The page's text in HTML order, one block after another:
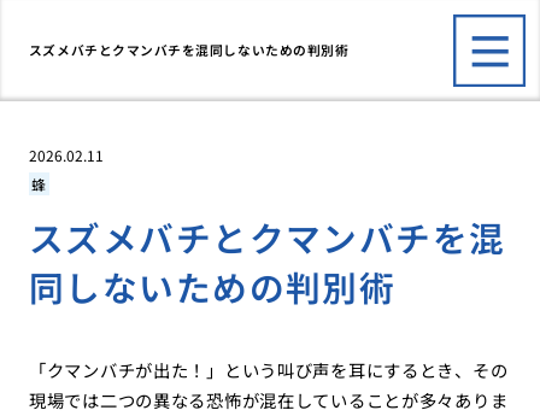
スズメバチとクマンバチを混同しないための判別術
2026.02.11
蜂
スズメバチとクマンバチを混
同しないための判別術
「クマンバチが出た！」という叫び声を耳にするとき、その
現場では二つの異なる恐怖が混在していることが多々ありま